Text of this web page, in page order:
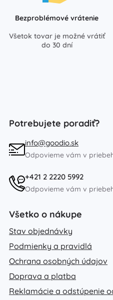
Bezproblémové vrátenie
Všetok tovar je možné vrátiť
do 30 dní
Potrebujete poradiť?
info@goodio.sk
Odpovieme vám v
+421 2 2220 5992
Odpovieme vám v
Všetko o nákupe
Stav objednávky
Podmienky a pravidlá
Ochrana osobných údajov
Doprava a platba
Reklamácie a odstúpenie